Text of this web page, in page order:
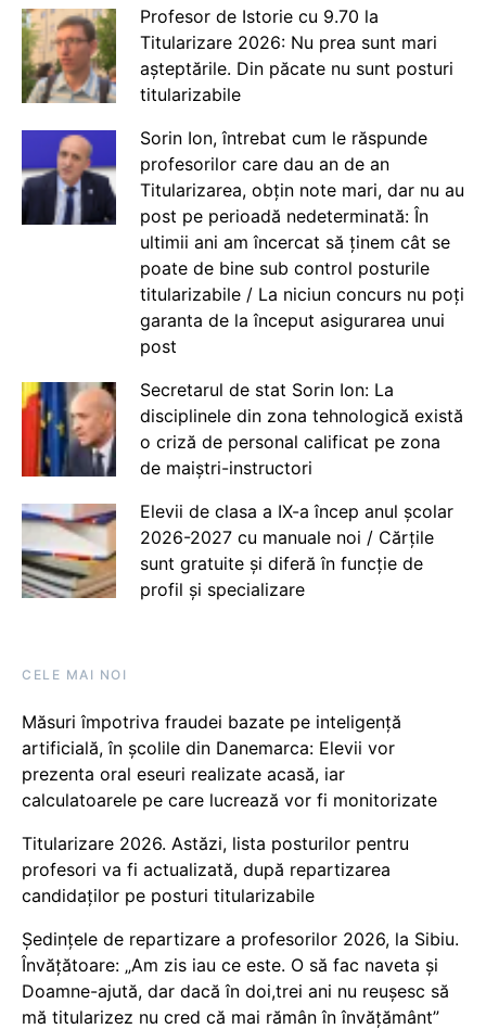
Profesor de Istorie cu 9.70 la
Titularizare 2026: Nu prea sunt mari
așteptările. Din păcate nu sunt posturi
titularizabile
Sorin Ion, întrebat cum le răspunde
profesorilor care dau an de an
Titularizarea, obțin note mari, dar nu au
post pe perioadă nedeterminată: În
ultimii ani am încercat să ținem cât se
poate de bine sub control posturile
titularizabile / La niciun concurs nu poți
garanta de la început asigurarea unui
post
Secretarul de stat Sorin Ion: La
disciplinele din zona tehnologică există
o criză de personal calificat pe zona
de maiștri-instructori
Elevii de clasa a IX-a încep anul școlar
2026-2027 cu manuale noi / Cărțile
sunt gratuite și diferă în funcție de
profil și specializare
CELE MAI NOI
Măsuri împotriva fraudei bazate pe inteligență
artificială, în școlile din Danemarca: Elevii vor
prezenta oral eseuri realizate acasă, iar
calculatoarele pe care lucrează vor fi monitorizate
Titularizare 2026. Astăzi, lista posturilor pentru
profesori va fi actualizată, după repartizarea
candidaților pe posturi titularizabile
Ședințele de repartizare a profesorilor 2026, la Sibiu.
Învățătoare: „Am zis iau ce este. O să fac naveta și
Doamne-ajută, dar dacă în doi,trei ani nu reușesc să
mă titularizez nu cred că mai rămân în învățământ”